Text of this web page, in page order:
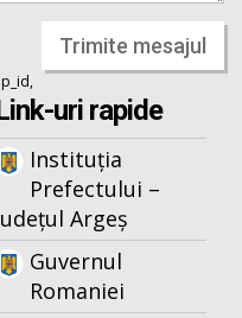
Trimite mesajul
uri rapide
Instituția
Prefectului –
Argeș
Guvernul
Romaniei